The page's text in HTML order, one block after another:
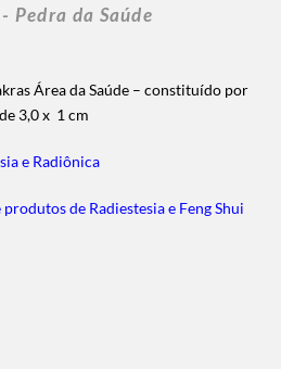
Pedra da Saúde
Área da Saúde – constituído por
3,0 x 1 cm
e Radiônica
de Radiestesia e Feng Shui